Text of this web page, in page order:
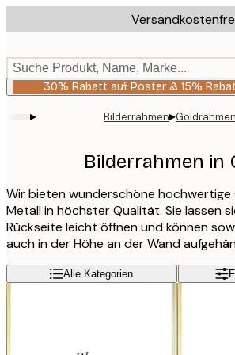
to
content.
Suche Produkt, Name, Marke...
30% Rabatt auf Poster & 15%
▸ Bilderrahmen▸Goldrahmen
Bilderrahmen in
Wir bieten wunderschöne hochwertige
Metall in höchster Qualität. Sie lassen
Rückseite leicht öffnen und können
auch in der Höhe an der Wand
Alle Kategorien